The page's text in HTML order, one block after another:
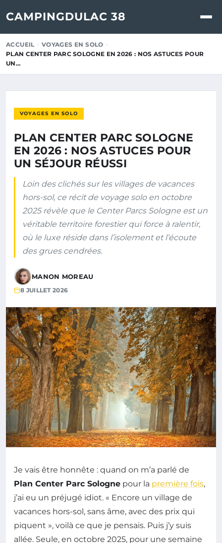
CAMPINGDULAC 38
ACCUEIL
VOYAGES EN SOLO
PLAN CENTER PARC SOLOGNE EN 2026 : NOS ASTUCES POUR
UN…
VOYAGES EN SOLO
PLAN CENTER PARC SOLOGNE
EN 2026 : NOS ASTUCES POUR
UN SÉJOUR RÉUSSI
Loin des clichés sur les villages de vacances
hors-sol, ce récit de voyage solo en octobre
2025 révèle que le Center Parcs Sologne est un
véritable territoire forestier qui force à ralentir,
où le luxe réside dans l’isolement et l’écoute
des grues cendrées.
MANON MOREAU
8 JUILLET 2026
Je vais être honnête : quand on m’a parlé de
Plan Center Parc Sologne pour la première fois,
j’ai eu un préjugé idiot. « Encore un village de
vacances hors-sol, sans âme, avec des prix qui
piquent », voilà ce que je pensais. Puis j’y suis
allée. Seule, en octobre 2025, pour une semaine